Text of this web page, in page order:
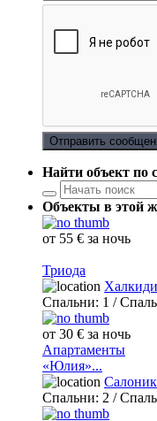
Отправить
Найти объект по
Объекты в этой
от 55 € за ночь
Триода
Спальни: 1 /
от 30 € за ночь
Апартаменты
«Юлия»...
Спальни: 2 /